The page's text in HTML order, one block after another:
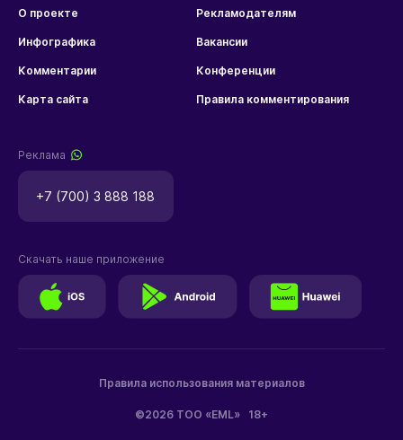
О проекте Рекламодателям
Инфографика Вакансии
Комментарии Конференции
Карта сайта Правила комментирования
Реклама
+7 (700) 3 888 188
©2026 ТОО «EML» 18+
Правила использования материалов
Скачать наше приложение